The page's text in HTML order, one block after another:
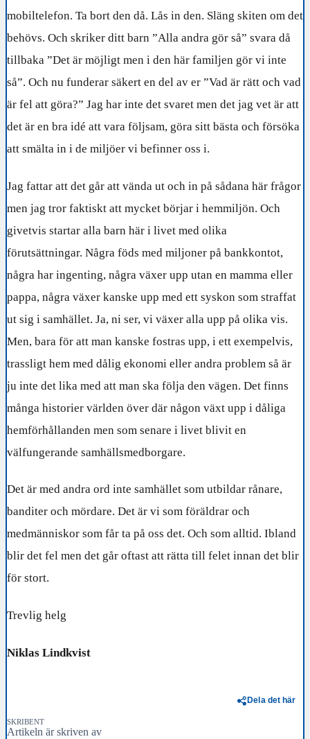
mobiltelefon. Ta bort den då. Lås in den. Släng skiten om det
behövs. Och skriker ditt barn ”Alla andra gör så” svara då
tillbaka ”Det är möjligt men i den här familjen gör vi inte
så”. Och nu funderar säkert en del av er ”Vad är rätt och vad
är fel att göra?” Jag har inte det svaret men det jag vet är att
det är en bra idé att vara följsam, göra sitt bästa och försöka
att smälta in i de miljöer vi befinner oss i.
Jag fattar att det går att vända ut och in på sådana här frågor
men jag tror faktiskt att mycket börjar i hemmiljön. Och
givetvis startar alla barn här i livet med olika
förutsättningar. Några föds med miljoner på bankkontot,
några har ingenting, några växer upp utan en mamma eller
pappa, några växer kanske upp med ett syskon som straffat
ut sig i samhället. Ja, ni ser, vi växer alla upp på olika vis.
Men, bara för att man kanske fostras upp, i ett exempelvis,
trassligt hem med dålig ekonomi eller andra problem så är
ju inte det lika med att man ska följa den vägen. Det finns
många historier världen över där någon växt upp i dåliga
hemförhållanden men som senare i livet blivit en
välfungerande samhällsmedborgare.
Det är med andra ord inte samhället som utbildar rånare,
banditer och mördare. Det är vi som föräldrar och
medmänniskor som får ta på oss det. Och som alltid. Ibland
blir det fel men det går oftast att rätta till felet innan det blir
för stort.
Trevlig helg
Niklas Lindkvist
Dela det här
SKRIBENT
Artikeln är skriven av